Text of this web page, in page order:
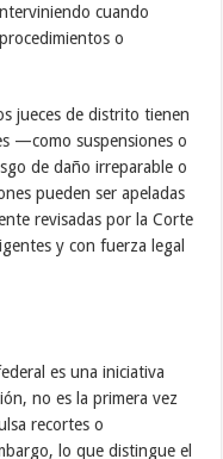
cuando
o
jueces de distrito tienen
—como suspensiones o
de daño irreparable o
pueden ser apeladas
revisadas por la Corte
y con fuerza legal
es una iniciativa
no es la primera vez
recortes o
lo que distingue el